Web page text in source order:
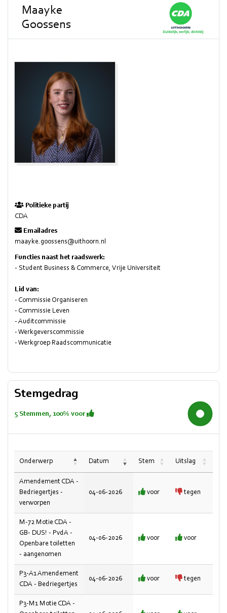
Maayke
Goossens
Politieke partij
CDA
Emailadres
maayke.goossens@uithoorn.nl
Functies naast het raadswerk:
- Student Business & Commerce, Vrije Universiteit
Lid van:
- Commissie Organiseren
- Commissie Leven
- Auditcommissie
- Werkgeverscommissie
- Werkgroep Raadscommunicatie
Stemgedrag
5 Stemmen, 100% voor
Onderwerp Datum Stem Uitslag
Amendement CDA -
Bedriegertjes -
verworpen
04-06-2026 voor tegen
M-72 Motie CDA -
GB- DUS! - PvdA -
Openbare toiletten
- aangenomen
04-06-2026 voor voor
P3-A1 Amendement
CDA - Bedriegertjes
04-06-2026 voor tegen
P3-M1 Motie CDA -